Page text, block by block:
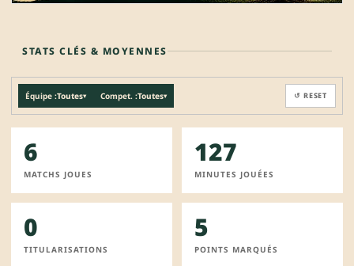
STATS CLÉS & MOYENNES
Équipe :Toutes▾ Compet. :Toutes▾ ↺ RESET
6
MATCHS JOUES
127
MINUTES JOUÉES
0
TITULARISATIONS
5
POINTS MARQUÉS